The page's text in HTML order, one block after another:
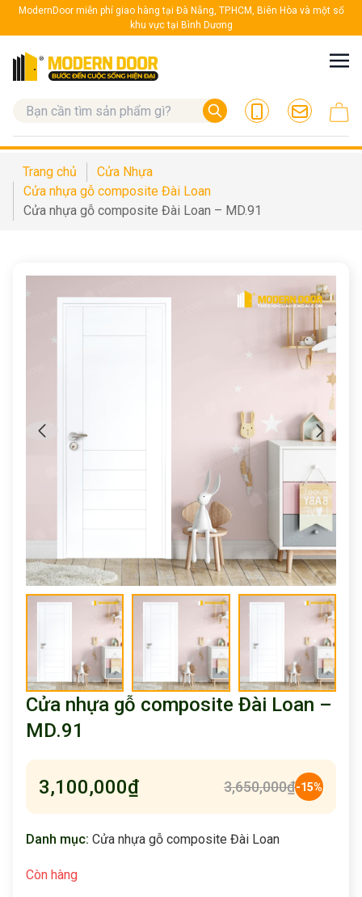
ModernDoor miễn phí giao hàng tại Đà Nẵng, TP.HCM, Biên Hòa và một số
khu vực tại Bình Dương
Trang chủ
Cửa Nhựa
Cửa nhựa gỗ composite Đài Loan
Cửa nhựa gỗ composite Đài Loan – MD.91
Cửa nhựa gỗ composite Đài Loan –
MD.91
3,100,000₫ 3,650,000₫-15%
Danh mục: Cửa nhựa gỗ composite Đài Loan
Còn hàng